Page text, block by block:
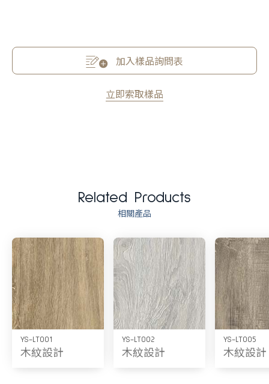
加入樣品詢問表
立即索取樣品
Related Products
相關產品
YS-LT001
木紋設計
YS-LT002
木紋設計
YS-LT005
木紋設計